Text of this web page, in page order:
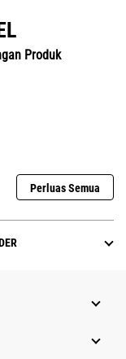
Produk
Perluas Semua